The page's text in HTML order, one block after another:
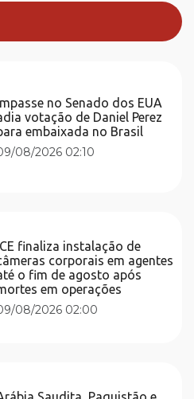
no Senado dos EUA
votação de Daniel Perez
embaixada no Brasil
08/2026 02:10
finaliza instalação de
corporais em agentes
o fim de agosto após
em operações
08/2026 02:00